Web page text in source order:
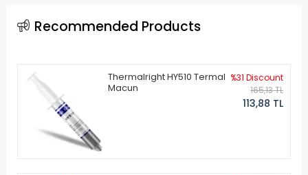
Recommended Products
Thermalright HY510 Termal
Macun
%31 Discount
165,13 TL
113,88 TL